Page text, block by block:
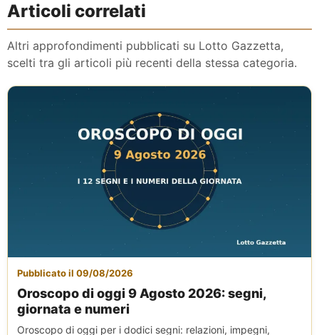
Articoli correlati
Altri approfondimenti pubblicati su Lotto Gazzetta,
scelti tra gli articoli più recenti della stessa categoria.
Pubblicato il 09/08/2026
Oroscopo di oggi 9 Agosto 2026: segni,
giornata e numeri
Oroscopo di oggi per i dodici segni: relazioni, impegni,